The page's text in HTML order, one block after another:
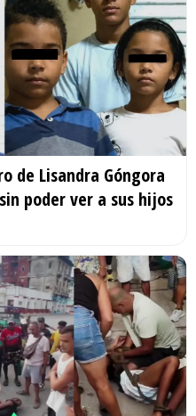
de Lisandra Góngora
poder ver a sus hijos